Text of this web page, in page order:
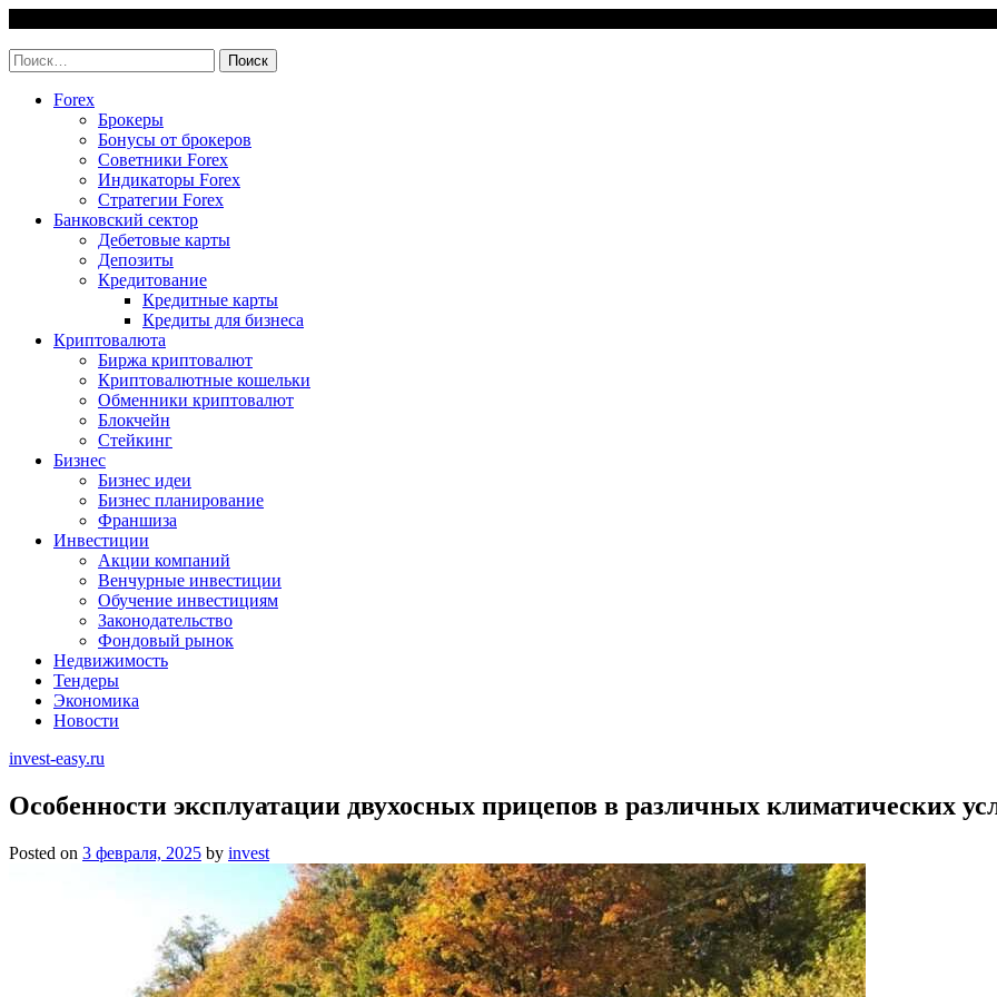
content
Найти:
Forex
Брокеры
Бонусы от брокеров
Советники Forex
Индикаторы Forex
Стратегии Forex
Банковский сектор
Дебетовые карты
Депозиты
Кредитование
Кредитные карты
Кредиты для бизнеса
Криптовалюта
Биржа криптовалют
Криптовалютные кошельки
Обменники криптовалют
Блокчейн
Стейкинг
Бизнес
Бизнес идеи
Бизнес планирование
Франшиза
Инвестиции
Акции компаний
Венчурные инвестиции
Обучение инвестициям
Законодательство
Фондовый рынок
Недвижимость
Тендеры
Экономика
Новости
invest-easy.ru
Особенности эксплуатации двухосных прицепов в различных климатических
Posted on 3 февраля, 2025 by invest